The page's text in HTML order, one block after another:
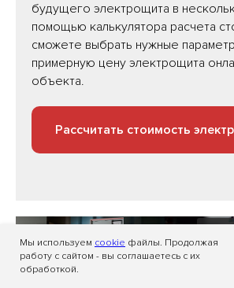
будущего электрощита в
помощью калькулятора расчета
сможете выбрать нужные
примерную цену электрощита
объекта.
Рассчитать стоимость
Мы используем cookie файлы. Продолжая
работу с сайтом - вы соглашаетесь с их
обработкой.